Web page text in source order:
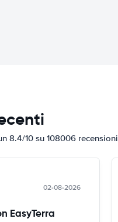
8.4/10 su 108006 recensioni
02-08-2026
EasyTerra